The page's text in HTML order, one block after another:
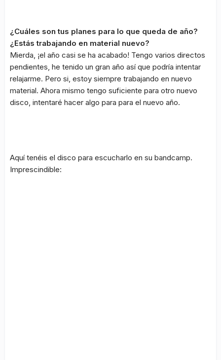
¿Cuáles son tus planes para lo que queda de año?
¿Estás trabajando en material nuevo?
Mierda, ¡el año casi se ha acabado! Tengo varios directos
pendientes, he tenido un gran año así que podría intentar
relajarme. Pero si, estoy siempre trabajando en nuevo
material. Ahora mismo tengo suficiente para otro nuevo
disco, intentaré hacer algo para para el nuevo año.
Aquí tenéis el disco para escucharlo en su bandcamp.
Imprescindible: